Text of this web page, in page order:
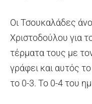
Οι Τσουκαλάδες
Χριστοδούλου για
τέρματα τους με
γράφει και αυτός
το 0-3. Το 0-4 του